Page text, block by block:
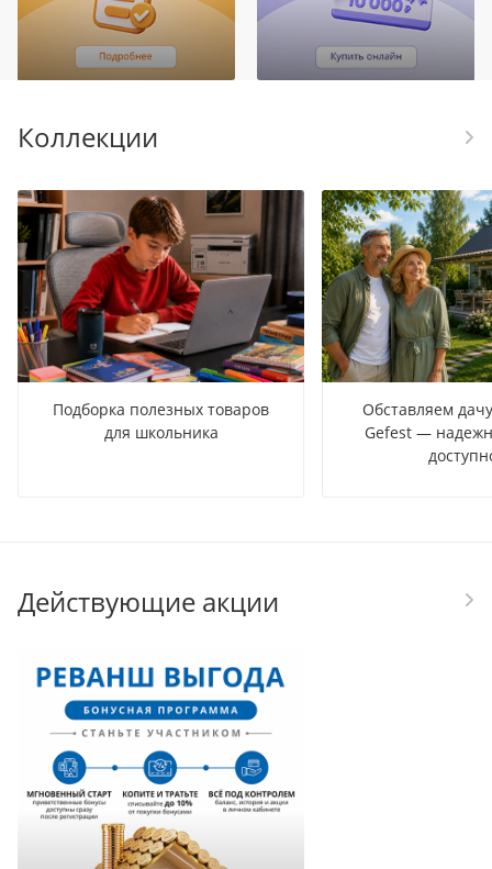
Коллекции
Подборка полезных товаров
для школьника
Обставляем
Gefest —
Действующие акции